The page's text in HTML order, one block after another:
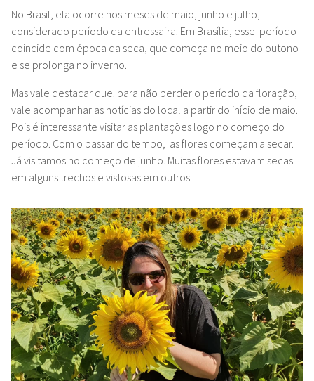
No Brasil, ela ocorre nos meses de maio, junho e julho,
considerado período da entressafra. Em Brasília, esse período
coincide com época da seca, que começa no meio do outono
e se prolonga no inverno.
Mas vale destacar que. para não perder o período da floração,
vale acompanhar as notícias do local a partir do início de maio.
Pois é interessante visitar as plantações logo no começo do
período. Com o passar do tempo, as flores começam a secar.
Já visitamos no começo de junho. Muitas flores estavam secas
em alguns trechos e vistosas em outros.